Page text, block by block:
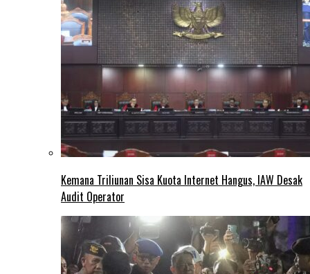
Kemana Triliunan Sisa Kuota Internet Hangus, IAW Desak
Audit Operator